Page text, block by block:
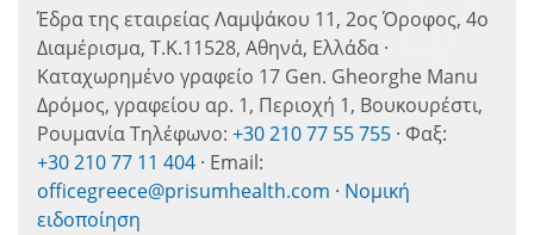
Έδρα της εταιρείας Λαμψάκου 11, 2ος Όροφος, 4ο
Διαμέρισμα, Τ.Κ.11528, Αθηνά, Ελλάδα ·
Καταχωρημένο γραφείο 17 Gen. Gheorghe Manu
Δρόμος, γραφείου αρ. 1, Περιοχή 1, Βουκουρέστι,
Ρουμανία Τηλέφωνο: +30 210 77 55 755 · Φαξ:
+30 210 77 11 404 · Email:
officegreece@prisumhealth.com · Νομική
ειδοποίηση